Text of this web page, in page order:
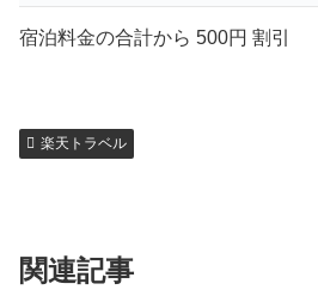
宿泊料金の合計から 500円 割引
楽天トラベル
関連記事